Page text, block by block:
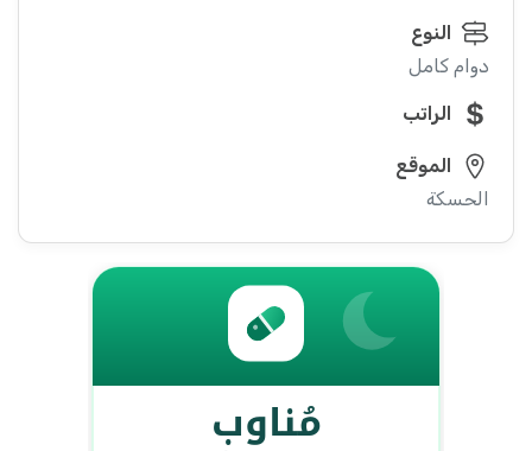
النوع
دوام كامل
الراتب
الموقع
الحسكة